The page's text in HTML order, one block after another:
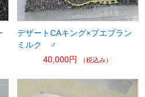
デザートCAキング×プエブラン
ミルク ♂
40,000円
（税込み）